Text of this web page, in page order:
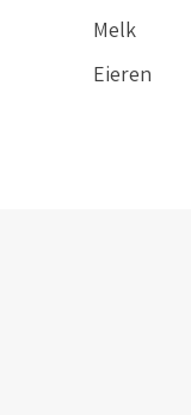
Melk
Eieren